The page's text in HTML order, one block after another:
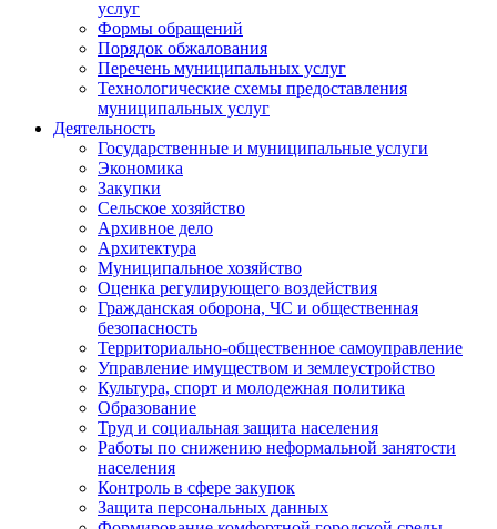
услуг
Формы обращений
Порядок обжалования
Перечень муниципальных услуг
Технологические схемы предоставления
муниципальных услуг
Деятельность
Государственные и муниципальные услуги
Экономика
Закупки
Сельское хозяйство
Архивное дело
Архитектура
Муниципальное хозяйство
Оценка регулирующего воздействия
Гражданская оборона, ЧС и общественная
безопасность
Территориально-общественное самоуправление
Управление имуществом и землеустройство
Культура, спорт и молодежная политика
Образование
Труд и социальная защита населения
Работы по снижению неформальной занятости
населения
Контроль в сфере закупок
Защита персональных данных